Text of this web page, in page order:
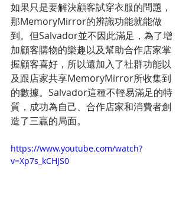
如果只是要解決顧客試穿衣服的問題，
那MemoryMirror的辨識功能就能做
到。但Salvador並不因此滿足，為了增
加顧客購物的樂趣以及幫助合作店家掌
握顧客喜好，所以還加入了社群功能以
及跟店家共享MemoryMirror所收集到
的數據。Salvador這種不輕易滿足的特
質，成功為自己、合作店家和消費者創
造了三贏的局面。
https://www.youtube.com/watch?
v=Xp7s_kCHJS0